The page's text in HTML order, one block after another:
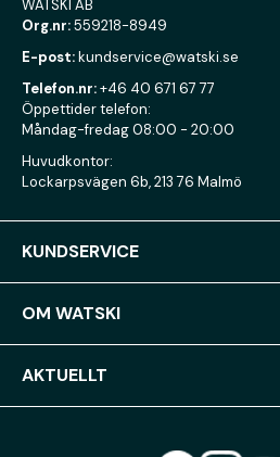
WATSKI AB
Org.nr:559218-8949
E-post:kundservice@watski.se
Telefon.nr:+46 40 671 67 77
Öppettider telefon:
Måndag-fredag 08:00 - 20:00
Huvudkontor:
Lockarpsvägen 6b, 213 76 Malmö
KUNDSERVICE
OM WATSKI
AKTUELLT